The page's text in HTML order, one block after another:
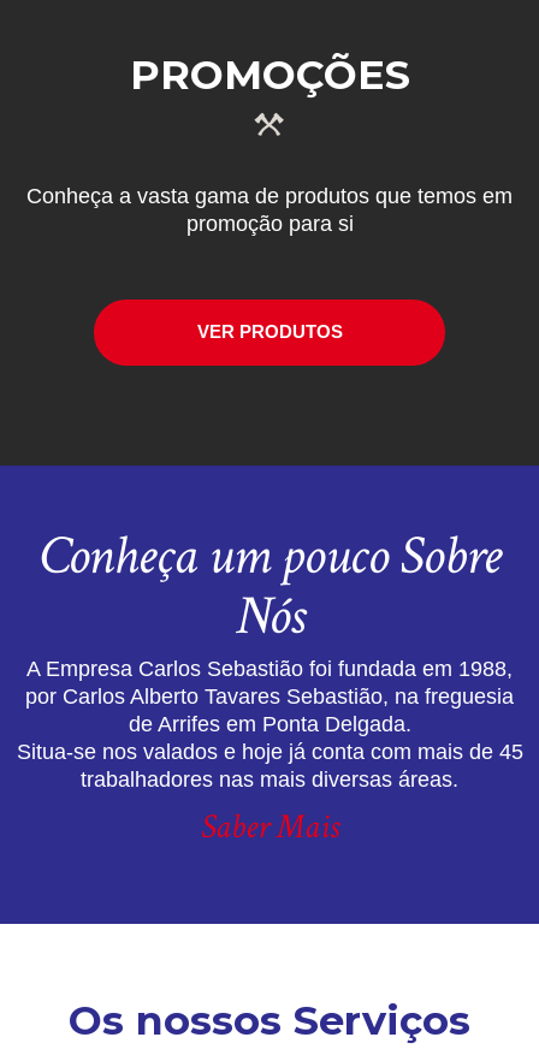
PROMOÇÕES
Conheça a vasta gama de produtos que temos em
promoção para si
VER PRODUTOS
Conheça um pouco Sobre
Nós
A Empresa Carlos Sebastião foi fundada em 1988,
por Carlos Alberto Tavares Sebastião, na freguesia
de Arrifes em Ponta Delgada.
Situa-se nos valados e hoje já conta com mais de 45
trabalhadores nas mais diversas áreas.
Saber Mais
Os nossos Serviços